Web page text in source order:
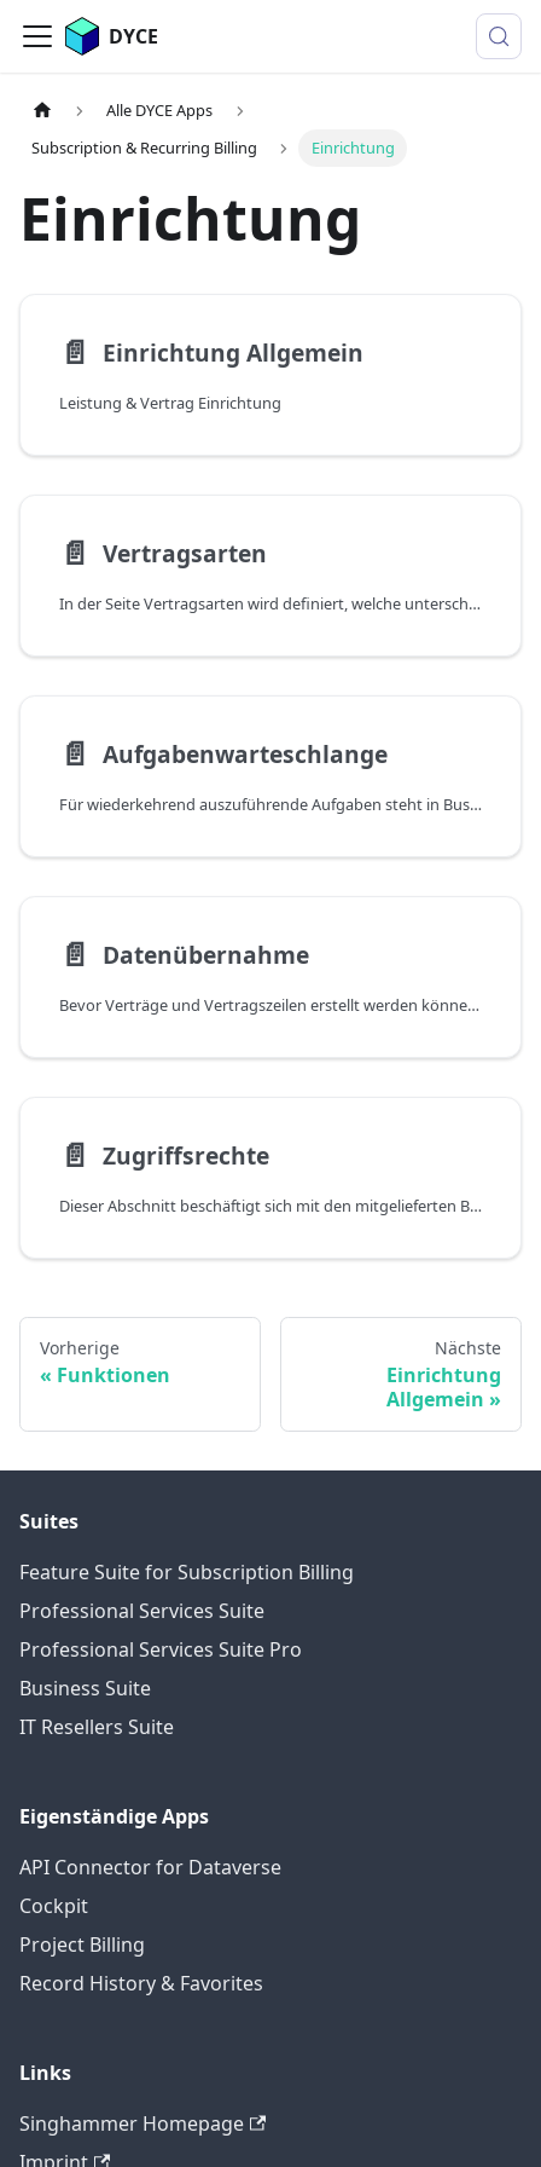
DYCE
Alle DYCE Apps
Subscription & Recurring Billing
Einrichtung
Einrichtung
📄️ Einrichtung Allgemein
Leistung & Vertrag Einrichtung
📄️ Vertragsarten
In der Seite Vertragsarten wird definiert, welche unterschiedliche Arten von Verträgen es gibt. Sie dienen zur Verwaltung und Organisation von Debitoren- und Kreditorenverträgen und können hierfür als Filter - z.B. auch für die Abrechnung - verwendet werden. Beispiele hierfür können Wartungs- oder Supportverträge, aber auch Versicherungen oder sonstige Arten von wiederkehrenden Eingangs- und Ausgangsrechnungen sein.
📄️ Aufgabenwarteschlange
Für wiederkehrend auszuführende Aufgaben steht in Business Central die Aufgabenwarteschlange zur Verfügung. Die Details zur Funktionsweise und zum Konfigurieren der Aufgabenwarteschlange entnehmen Sie bitte dieser Microsoft Dokumentation.
📄️ Datenübernahme
Bevor Verträge und Vertragszeilen erstellt werden können, müssen zunächst einige Daten angelegt oder importiert werden. Neben Debitoren, Kreditoren und Artikeln müssen auch Leistungspakete, Leistungspaketzeilen, etc. angelegt werden. Der Import wird mit Hilfe von Konfigurationspaketen durchgeführt. Die Debitorenverträge, Vertragszeilen, Leistungsgegenstände und Leistungen werden in Tabellen, die eigens für die Verarbeitung geschaffen wurden, importiert.
📄️ Zugriffsrechte
Dieser Abschnitt beschäftigt sich mit den mitgelieferten Berechtigungssätzen. Um die in den Berechtigungssätzen enthaltenen Berechtigungen im Detail zu prüfen, öffnen Sie bitte die Seite Berechtigungssätze (Alt+Q) und rufen dann die Aktion Berechtigungen auf.
Vorherige
Funktionen
Nächste
Einrichtung
Allgemein
Suites
Feature Suite for Subscription Billing
Professional Services Suite
Professional Services Suite Pro
Business Suite
IT Resellers Suite
Eigenständige Apps
API Connector for Dataverse
Cockpit
Project Billing
Record History & Favorites
Links
Singhammer Homepage